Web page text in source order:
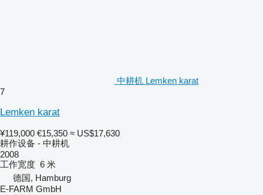
中耕机 Lemken karat
7
Lemken karat
¥119,000 €15,350 ≈ US$17,630
耕作设备 - 中耕机
2008
工作宽度 6 米
德国, Hamburg
E-FARM GmbH